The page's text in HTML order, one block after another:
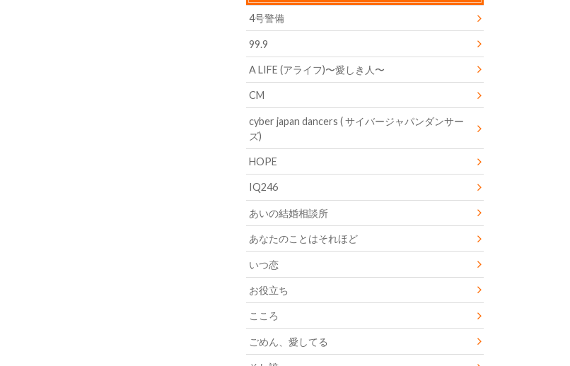
4号警備
99.9
A LIFE (アライフ)〜愛しき人〜
CM
cyber japan dancers ( サイバージャパンダンサー
ズ)
HOPE
IQ246
あいの結婚相談所
あなたのことはそれほど
いつ恋
お役立ち
こころ
ごめん、愛してる